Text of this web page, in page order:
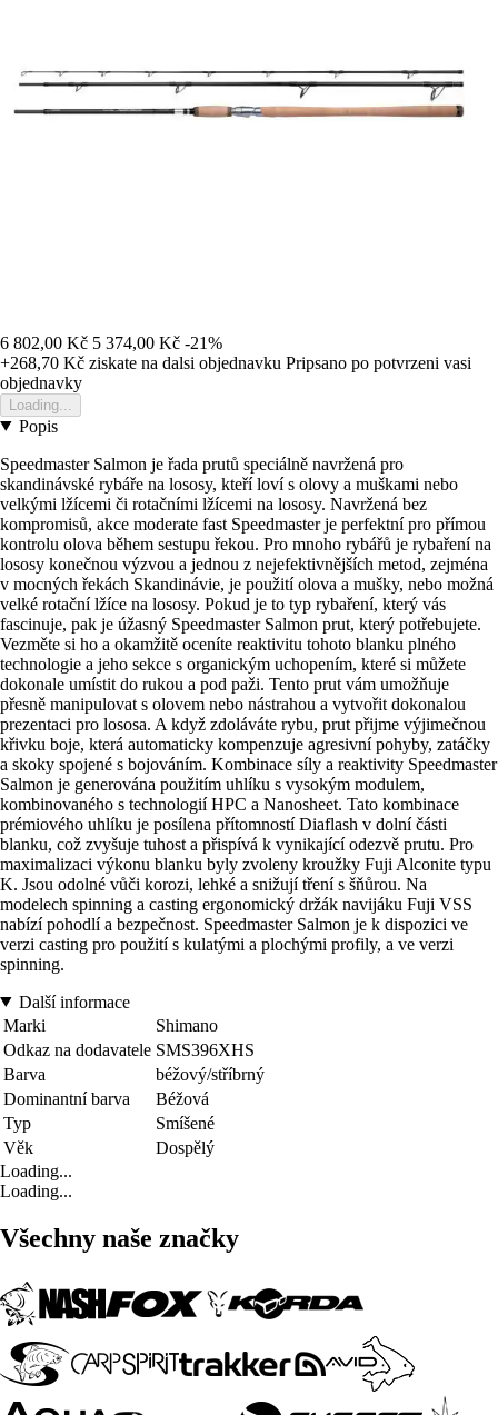
6 802,00 Kč 5 374,00 Kč -21%
+268,70 Kč ziskate na dalsi objednavku Pripsano po potvrzeni vasi
objednavky
Loading...
Popis
Speedmaster Salmon je řada prutů speciálně navržená pro
skandinávské rybáře na lososy, kteří loví s olovy a muškami nebo
velkými lžícemi či rotačními lžícemi na lososy. Navržená bez
kompromisů, akce moderate fast Speedmaster je perfektní pro přímou
kontrolu olova během sestupu řekou. Pro mnoho rybářů je rybaření na
lososy konečnou výzvou a jednou z nejefektivnějších metod, zejména
v mocných řekách Skandinávie, je použití olova a mušky, nebo možná
velké rotační lžíce na lososy. Pokud je to typ rybaření, který vás
fascinuje, pak je úžasný Speedmaster Salmon prut, který potřebujete.
Vezměte si ho a okamžitě oceníte reaktivitu tohoto blanku plného
technologie a jeho sekce s organickým uchopením, které si můžete
dokonale umístit do rukou a pod paži. Tento prut vám umožňuje
přesně manipulovat s olovem nebo nástrahou a vytvořit dokonalou
prezentaci pro lososa. A když zdoláváte rybu, prut přijme výjimečnou
křivku boje, která automaticky kompenzuje agresivní pohyby, zatáčky
a skoky spojené s bojováním. Kombinace síly a reaktivity Speedmaster
Salmon je generována použitím uhlíku s vysokým modulem,
kombinovaného s technologií HPC a Nanosheet. Tato kombinace
prémiového uhlíku je posílena přítomností Diaflash v dolní části
blanku, což zvyšuje tuhost a přispívá k vynikající odezvě prutu. Pro
maximalizaci výkonu blanku byly zvoleny kroužky Fuji Alconite typu
K. Jsou odolné vůči korozi, lehké a snižují tření s šňůrou. Na
modelech spinning a casting ergonomický držák navijáku Fuji VSS
nabízí pohodlí a bezpečnost. Speedmaster Salmon je k dispozici ve
verzi casting pro použití s kulatými a plochými profily, a ve verzi
spinning.
Další informace
Marki
Shimano
Odkaz na dodavatele SMS396XHS
Barva
béžový/stříbrný
Dominantní barva
Béžová
Typ
Smíšené
Věk
Dospělý
Loading...
Loading...
Všechny naše značky